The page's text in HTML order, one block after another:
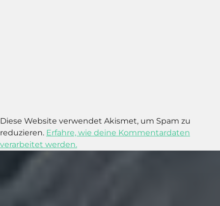
Diese Website verwendet Akismet, um Spam zu
reduzieren. Erfahre, wie deine Kommentardaten
verarbeitet werden.